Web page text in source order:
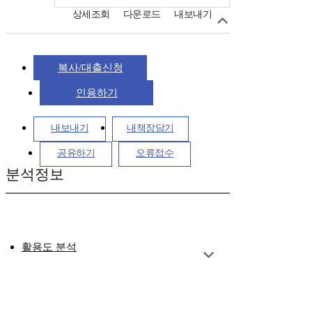
상세조회 다운로드 내보내기
복사/대출신청
인용하기
내보내기 내책장담기
공유하기 오류접수
분석정보
활용도 분석